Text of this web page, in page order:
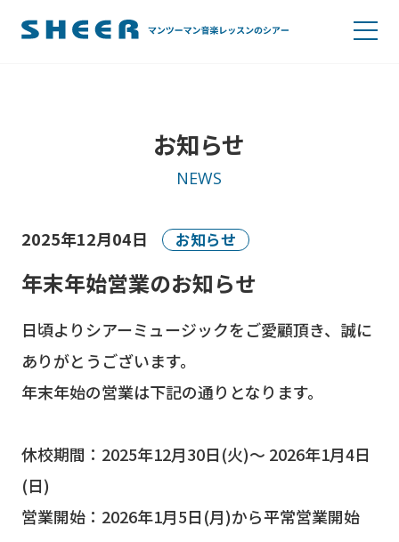
お知らせ
NEWS
2025年12月04日 お知らせ
年末年始営業のお知らせ
日頃よりシアーミュージックをご愛顧頂き、誠に
ありがとうございます。
年末年始の営業は下記の通りとなります。
休校期間：2025年12月30日(火)～ 2026年1月4日
(日)
営業開始：2026年1月5日(月)から平常営業開始